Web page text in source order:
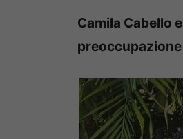
Camila Cabello